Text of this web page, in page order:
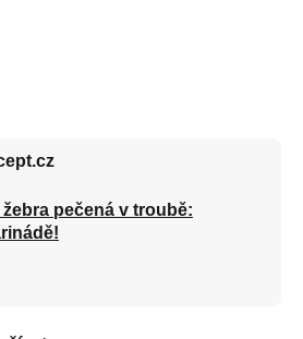
pečená v troubě: